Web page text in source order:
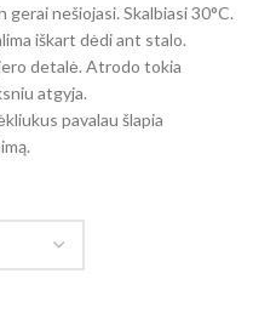
nešiojasi. Skalbiasi 30°C.
iškart dėdi ant stalo.
detalė. Atrodo tokia
atgyja.
pavalau šlapia